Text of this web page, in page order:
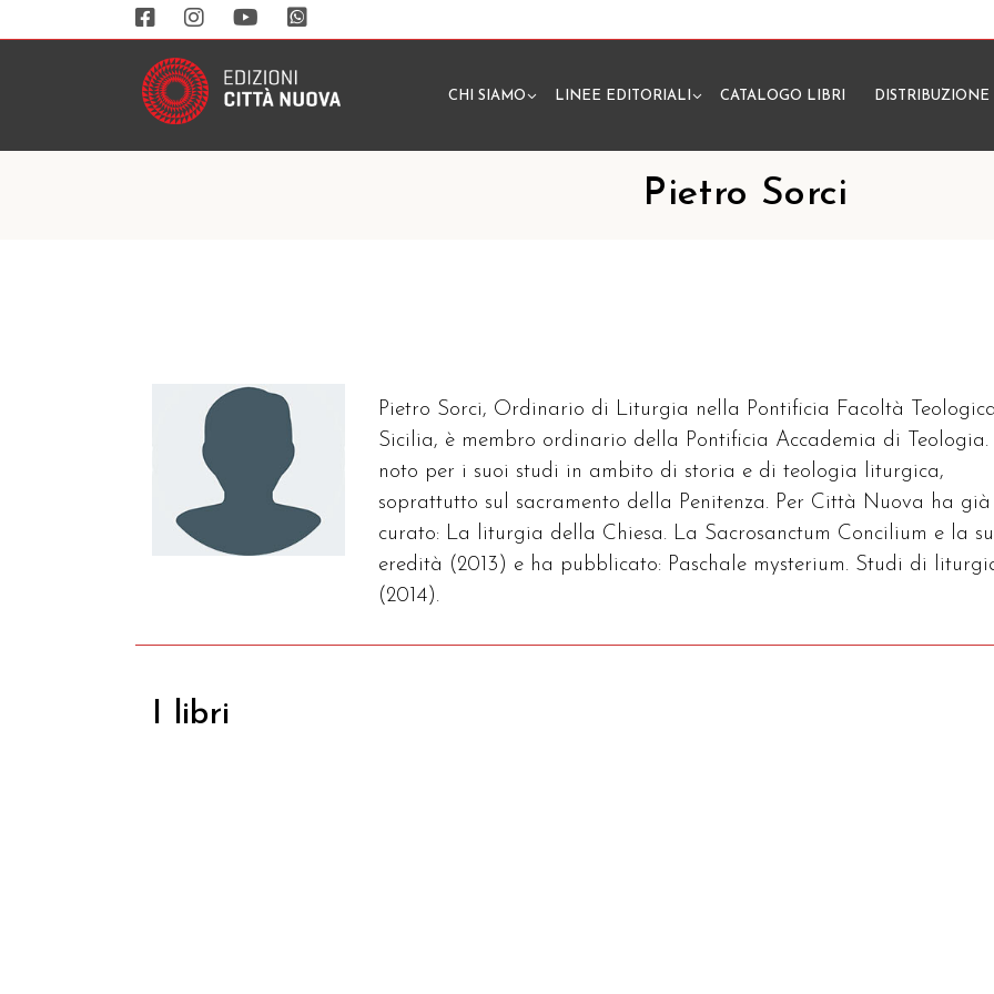
CHI SIAMO LINEE EDITORIALI CATALOGO LIBRI DISTRIBUZIONE
Pietro Sorci
Pietro Sorci, Ordinario di Liturgia nella Pontificia Facoltà
Sicilia, è membro ordinario della Pontificia Accademia di Teologia.
noto per i suoi studi in ambito di storia e di teologia liturgica,
soprattutto sul sacramento della Penitenza. Per Città Nuova ha già
curato: La liturgia della Chiesa. La Sacrosanctum Concilium e la
eredità (2013) e ha pubblicato: Paschale mysterium. Studi di
(2014).
I libri